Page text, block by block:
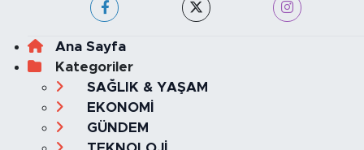
Ana Sayfa
Kategoriler
SAĞLIK & YAŞAM
EKONOMİ
GÜNDEM